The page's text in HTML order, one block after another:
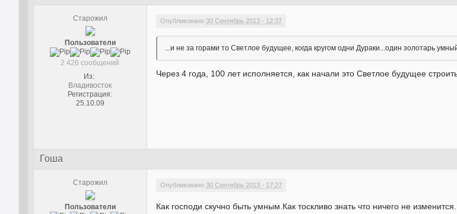
Старожил
Пользователи
2 426 сообщений
Из:
Владивосток
Регистрация:
25.10.09
Опубликовано30 Сентябрь 2013 - 12:37
...и не за горами то Светлое будущее, когда кругом одни Дураки...один золотарь
Через 4 года, 100 лет исполняется, как начали это Светлое будущее
Гоша
Старожил
Пользователи
Опубликовано30 Сентябрь 2013 - 17:27
Как господи скучно быть умным.Как тоскливо знать что ничего не